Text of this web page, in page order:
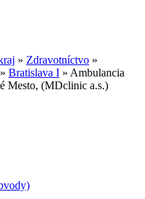
» Zdravotníctvo »
» Bratislava I » Ambulancia
Mesto, (MDclinic a.s.)